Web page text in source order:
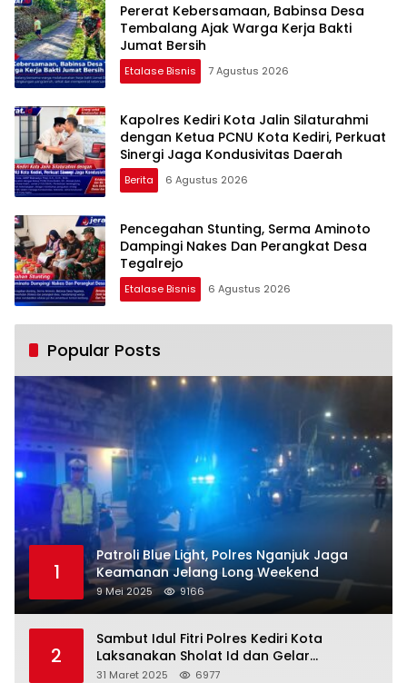
Pererat Kebersamaan, Babinsa Desa
Tembalang Ajak Warga Kerja Bakti
Jumat Bersih
Etalase Bisnis 7 Agustus 2026
Kapolres Kediri Kota Jalin Silaturahmi
dengan Ketua PCNU Kota Kediri, Perkuat
Sinergi Jaga Kondusivitas Daerah
Berita 6 Agustus 2026
Pencegahan Stunting, Serma Aminoto
Dampingi Nakes Dan Perangkat Desa
Tegalrejo
Etalase Bisnis 6 Agustus 2026
Popular Posts
1
Patroli Blue Light, Polres Nganjuk Jaga
Keamanan Jelang Long Weekend
9 Mei 2025 9166
2
Sambut Idul Fitri Polres Kediri Kota
Laksanakan Sholat Id dan Gelar
Halalbihalal
31 Maret 2025 6977